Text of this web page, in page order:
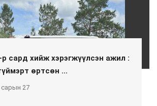
сард хийж хэрэгжүүлсэн ажил :
өртсөн ...
сарын 27